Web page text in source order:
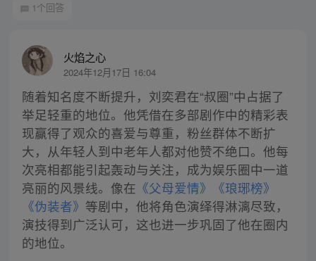
1个回答
火焰之心
2024年12月17日 16:04
随着知名度不断提升，刘奕君在“叔圈”中占据了
举足轻重的地位。他凭借在多部剧作中的精彩表
现赢得了观众的喜爱与尊重，粉丝群体不断扩
大，从年轻人到中老年人都对他赞不绝口。他每
次亮相都能引起轰动与关注，成为娱乐圈中一道
亮丽的风景线。像在 《父母爱情》
《琅琊榜》
《伪装者》 等剧中，他将角色演绎得淋漓尽致，
演技得到广泛认可，这也进一步巩固了他在圈内
的地位。